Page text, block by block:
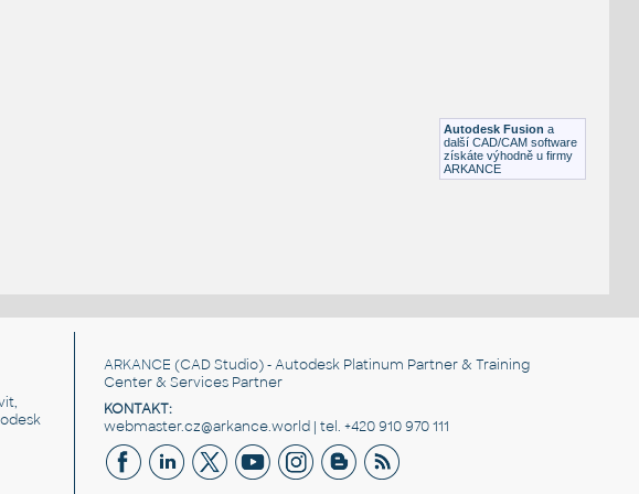
Autodesk Fusion a
další CAD/CAM software
získáte výhodně u firmy
ARKANCE
ARKANCE (CAD Studio) - Autodesk Platinum Partner & Training
Center & Services Partner
KONTAKT:
webmaster.cz@arkance.world | tel. +420 910 970 111